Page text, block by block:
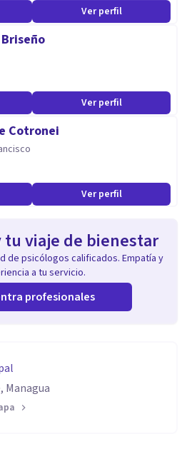
Ver perfil
Ver perfil
Cotronei
Ver perfil
tu viaje de bienestar
de psicólogos calificados. Empatía y
a tu servicio.
profesionales
Managua